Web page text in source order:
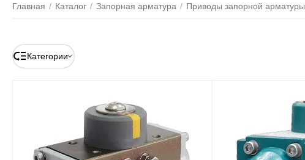
Главная / Каталог / Запорная арматура / Приводы запорной арматуры
Категории